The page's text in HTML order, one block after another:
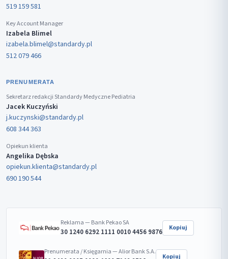
519 159 581
Key Account Manager
Izabela Blimel
izabela.blimel@standardy.pl
512 079 466
PRENUMERATA
Sekretarz redakcji Standardy Medyczne Pediatria
Jacek Kuczyński
j.kuczynski@standardy.pl
608 344 363
Opiekun klienta
Angelika Dębska
opiekun.klienta@standardy.pl
690 190 544
Reklama — Bank Pekao SA
30 1240 6292 1111 0010 4456 9876 Kopiuj
Prenumerata / Księgarnia — Alior Bank S.A.
Kopiuj